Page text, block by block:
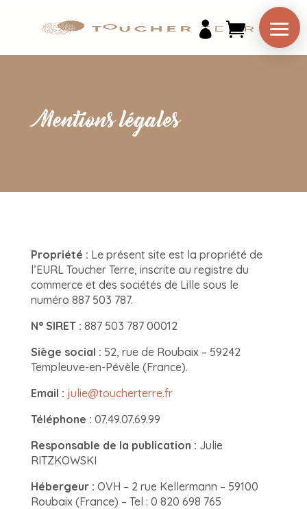

Mentions légales
Propriété : Le présent site est la propriété de
l’EURL Toucher Terre, inscrite au registre du
commerce et des sociétés de Lille sous le
numéro 887 503 787.
N° SIRET : 887 503 787 00012
Siège social : 52, rue de Roubaix – 59242
Templeuve-en-Pévèle (France).
Email : julie@toucherterre.fr
Téléphone : 07.49.07.69.99
Responsable de la publication : Julie
RITZKOWSKI
Hébergeur : OVH – 2 rue Kellermann – 59100
Roubaix (France) – Tel : 0 820 698 765